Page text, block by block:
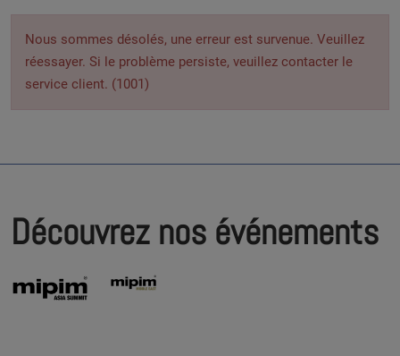
Nous sommes désolés, une erreur est survenue. Veuillez
réessayer. Si le problème persiste, veuillez contacter le
service client. (1001)
Découvrez nos événements